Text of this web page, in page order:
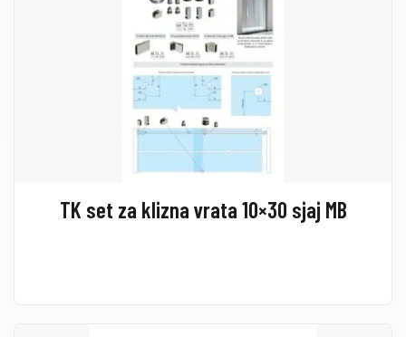
TK set za klizna vrata 10×30 sjaj MB